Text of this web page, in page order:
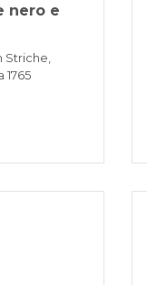
nero e
1765